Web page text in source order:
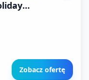
Zobacz ofertę